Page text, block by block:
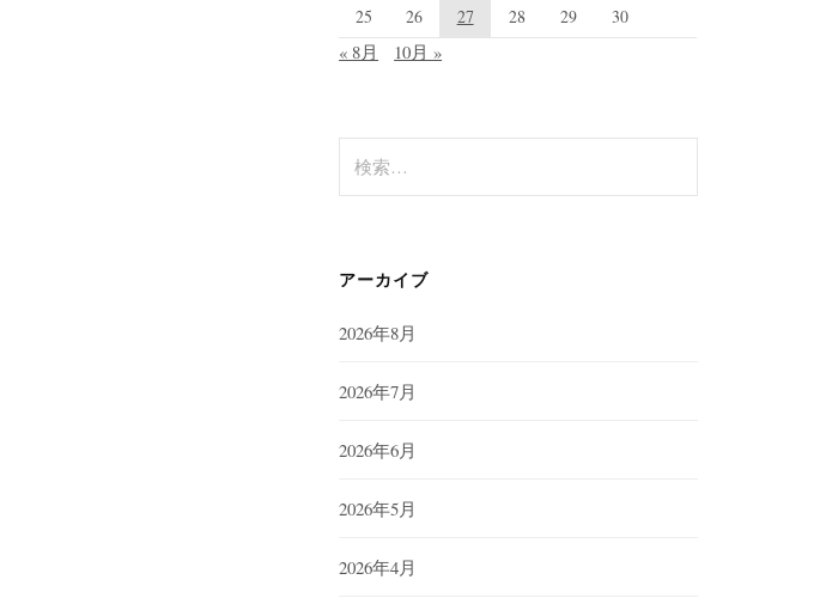
25
26 27 28 29 30
« 8月 10月 »
索:
アーカイブ
2026年8月
2026年7月
2026年6月
2026年5月
2026年4月